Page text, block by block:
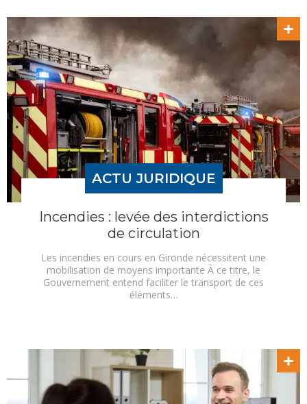
ACTU JURIDIQUE
Incendies : levée des interdictions
de circulation
Les incendies en cours en Gironde nécessitent une
mobilisation de moyens importante À ce titre, le
Gouvernement entend faciliter le transport de ces
éléments…